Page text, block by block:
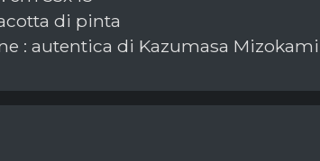
di pinta
: autentica di Kazumasa